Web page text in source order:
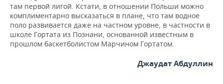
там первой лигой. Кстати, в отношении Польши можно
комплиментарно высказаться в плане, что там водное
поло развивается даже на частном уровне, в частности в
школе Гортата из Познани, основанной известным в
прошлом баскетболистом Марчином Гортатом.
Джаудат Абдуллин